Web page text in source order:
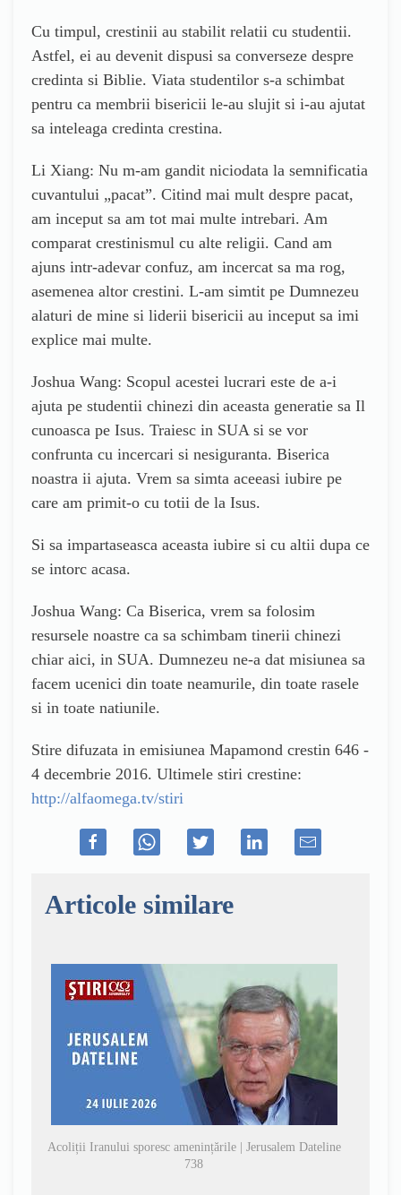
Cu timpul, crestinii au stabilit relatii cu studentii.
Astfel, ei au devenit dispusi sa converseze despre
credinta si Biblie. Viata studentilor s-a schimbat
pentru ca membrii bisericii le-au slujit si i-au ajutat
sa inteleaga credinta crestina.
Li Xiang: Nu m-am gandit niciodata la semnificatia
cuvantului „pacat”. Citind mai mult despre pacat,
am inceput sa am tot mai multe intrebari. Am
comparat crestinismul cu alte religii. Cand am
ajuns intr-adevar confuz, am incercat sa ma rog,
asemenea altor crestini. L-am simtit pe Dumnezeu
alaturi de mine si liderii bisericii au inceput sa imi
explice mai multe.
Joshua Wang: Scopul acestei lucrari este de a-i
ajuta pe studentii chinezi din aceasta generatie sa Il
cunoasca pe Isus. Traiesc in SUA si se vor
confrunta cu incercari si nesiguranta. Biserica
noastra ii ajuta. Vrem sa simta aceeasi iubire pe
care am primit-o cu totii de la Isus.
Si sa impartaseasca aceasta iubire si cu altii dupa ce
se intorc acasa.
Joshua Wang: Ca Biserica, vrem sa folosim
resursele noastre ca sa schimbam tinerii chinezi
chiar aici, in SUA. Dumnezeu ne-a dat misiunea sa
facem ucenici din toate neamurile, din toate rasele
si in toate natiunile.
Stire difuzata in emisiunea Mapamond crestin 646 -
4 decembrie 2016. Ultimele stiri crestine:
http://alfaomega.tv/stiri
Articole similare
Acoliții Iranului sporesc amenințările | Jerusalem Dateline
738